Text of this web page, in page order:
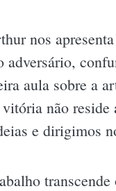
nos
adversário,
aula sobre a
não
e dirigimos